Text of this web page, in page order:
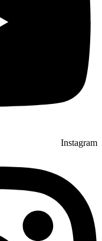
Instagram